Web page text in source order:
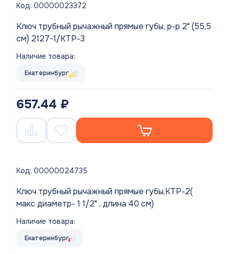
Код: 00000023372
Ключ трубный рычажный прямые губы, р-р 2" (55,5
см) 2127-1/КТР-3
Наличие товара:
Екатеринбург
657.44 ₽
Код: 00000024735
Ключ трубный рычажный прямые губы,КТР-2(
макс диаметр- 1 1/2" , длина 40 см)
Наличие товара:
Екатеринбург